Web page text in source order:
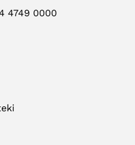
4749 0000